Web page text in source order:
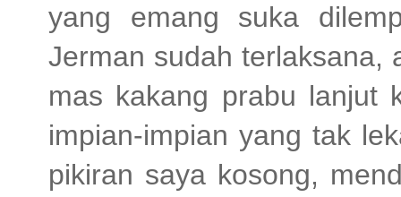
yang emang suka
Jerman sudah terlaksana,
mas kakang prabu lanjut
impian-impian yang tak
pikiran saya kosong,